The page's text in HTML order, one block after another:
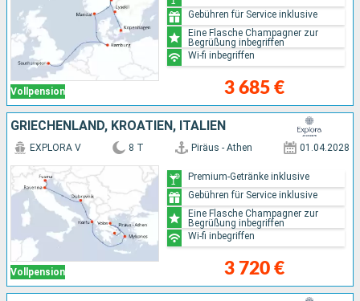
Vollpension 3 685 €
Gebühren für Service inklusive
Eine Flasche Champagner zur
Begrüßung inbegriffen
Wi-fi inbegriffen
GRIECHENLAND, KROATIEN, ITALIEN
Vollpension
EXPLORA V 8 T Piräus - Athen 01.04.2028
3 720 €
Premium-Getränke inklusive
Gebühren für Service inklusive
Eine Flasche Champagner zur
Begrüßung inbegriffen
Wi-fi inbegriffen